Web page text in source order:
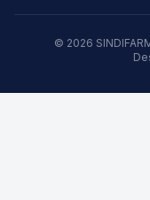
© 2026